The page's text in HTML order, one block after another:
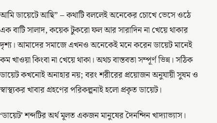
আমি ডায়েটে আছি” – কথাটি বললেই অনেকের চোখে ভেসে ওঠে
এক বাটি সালাদ, কয়েক টুকরো ফল আর সারাদিন না খেয়ে থাকার
দৃশ্য। আমাদের সমাজে এখনও অনেকেই মনে করেন ডায়েট মানেই
কম খাওয়া কিংবা না খেয়ে থাকা। অথচ বাস্তবতা সম্পূর্ণ ভিন্ন। সঠিক
ডায়েট কখনোই অনাহার নয়; বরং শরীরের প্রয়োজন অনুযায়ী সুষম ও
স্বাস্থ্যকর খাবার গ্রহণের পরিকল্পনাই হলো প্রকৃত ডায়েট।
‘ডায়েট’ শব্দটির অর্থ মূলত একজন মানুষের দৈনন্দিন খাদ্যাভ্যাস।